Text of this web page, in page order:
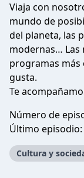
Viaja con
mundo de
del planeta, las
modernas… Las
programas más
gusta.
Te
Número de
Último episodio:
Cultura y